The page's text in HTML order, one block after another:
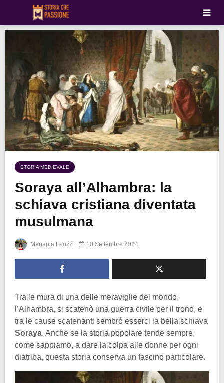
STORIA MEDIEVALE
Soraya all’Alhambra: la
schiava cristiana diventata
musulmana
Mariapia Leuzzi 10 Settembre 2024
Tra le mura di una delle meraviglie del mondo,
l’Alhambra, si scatenò una guerra civile per il trono, e
tra le cause scatenanti sembrò esserci la bella schiava
Soraya. Anche se la storia popolare tende sempre,
come sappiamo, a dare la colpa alle donne per ogni
diatriba, questa storia conserva un fascino particolare.